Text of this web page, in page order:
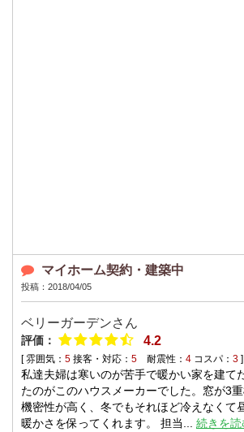
マイホーム契約・建築中
投稿：2018/04/05
ベリーガーデンさん
評価： 4.2
[ 雰囲気： 5 接客・対応： 5 耐震性： 4 コスパ： 3 ]
私達夫婦は寒いのが苦手で暖かい家を建て
たのがこのハウスメーカーでした。窓が3
機密性が高く、冬でもそれほど冷えなくて
暖かさを保ってくれます。 担当... 続きを読